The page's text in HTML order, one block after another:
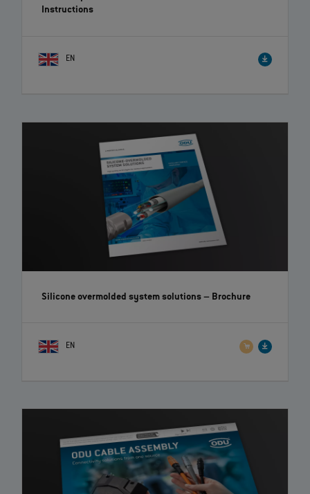
Instructions
EN
Silicone overmolded system solutions– Brochure
EN